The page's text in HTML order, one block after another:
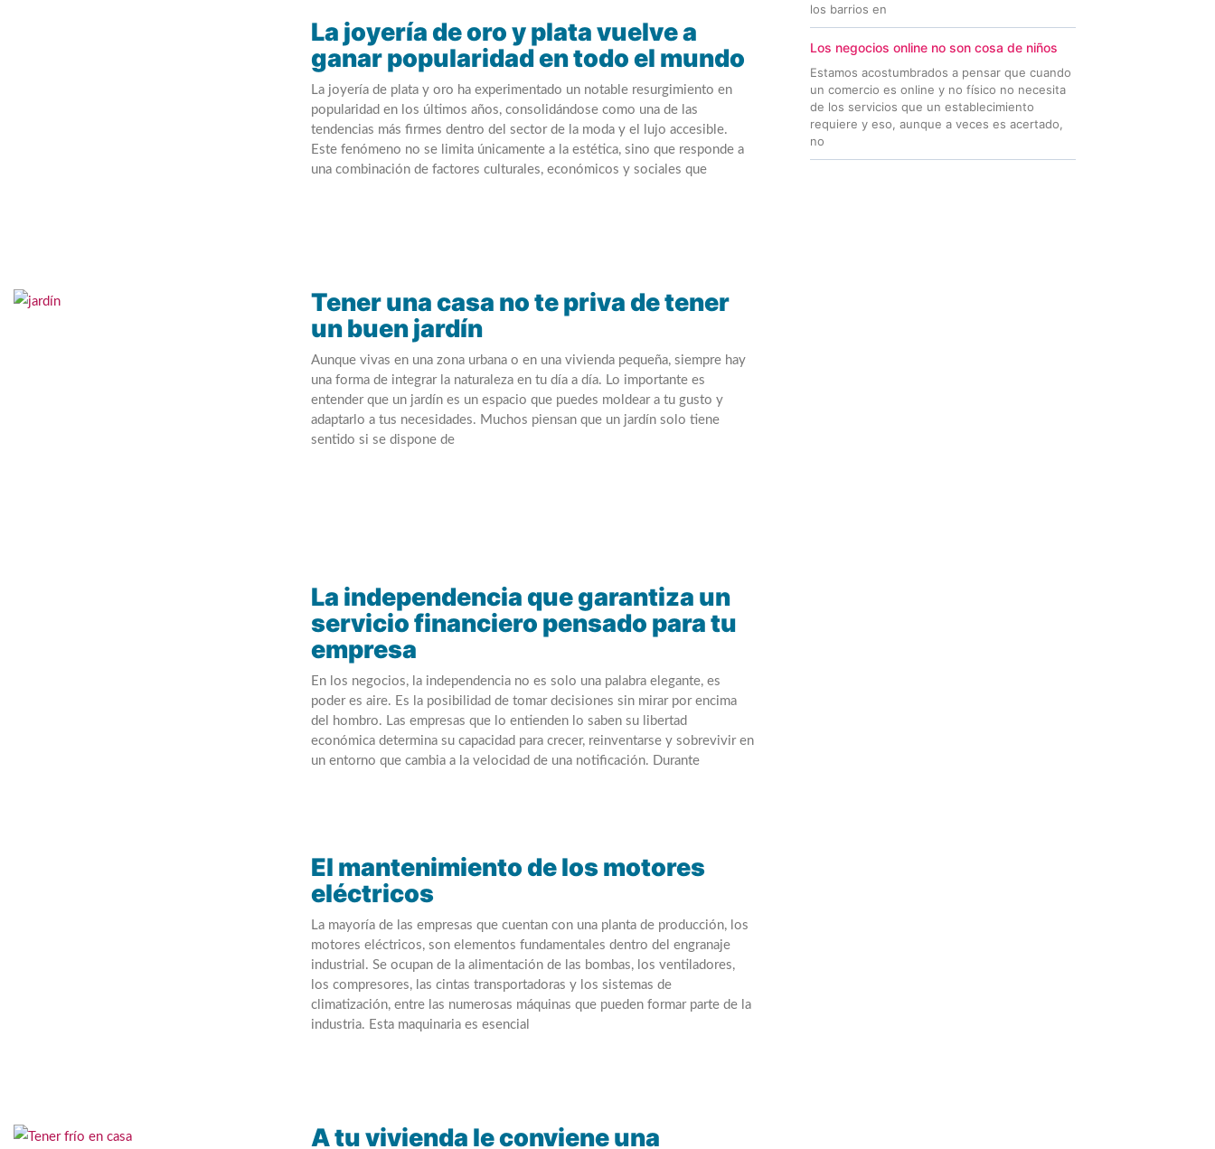
La joyería de oro y plata vuelve a
ganar popularidad en todo el mundo
La joyería de plata y oro ha experimentado un notable resurgimiento en
popularidad en los últimos años, consolidándose como una de las
tendencias más firmes dentro del sector de la moda y el lujo accesible.
Este fenómeno no se limita únicamente a la estética, sino que responde a
una combinación de factores culturales, económicos y sociales que
Tener una casa no te priva de tener
un buen jardín
Aunque vivas en una zona urbana o en una vivienda pequeña, siempre hay
una forma de integrar la naturaleza en tu día a día. Lo importante es
entender que un jardín es un espacio que puedes moldear a tu gusto y
adaptarlo a tus necesidades. Muchos piensan que un jardín solo tiene
sentido si se dispone de
La independencia que garantiza un
servicio financiero pensado para tu
empresa
En los negocios, la independencia no es solo una palabra elegante, es
poder es aire. Es la posibilidad de tomar decisiones sin mirar por encima
del hombro. Las empresas que lo entienden lo saben su libertad
económica determina su capacidad para crecer, reinventarse y sobrevivir en
un entorno que cambia a la velocidad de una notificación. Durante
El mantenimiento de los motores
eléctricos
La mayoría de las empresas que cuentan con una planta de producción, los
motores eléctricos, son elementos fundamentales dentro del engranaje
industrial. Se ocupan de la alimentación de las bombas, los ventiladores,
los compresores, las cintas transportadoras y los sistemas de
climatización, entre las numerosas máquinas que pueden formar parte de la
industria. Esta maquinaria es esencial
A tu vivienda le conviene una
los barrios en
Los negocios online no son cosa de niños
Estamos acostumbrados a pensar que cuando
un comercio es online y no físico no necesita
de los servicios que un establecimiento
requiere y eso, aunque a veces es acertado,
no